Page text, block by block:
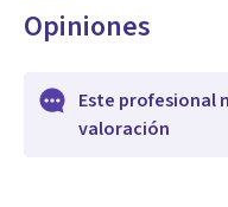
Opiniones
Este profesional
valoración